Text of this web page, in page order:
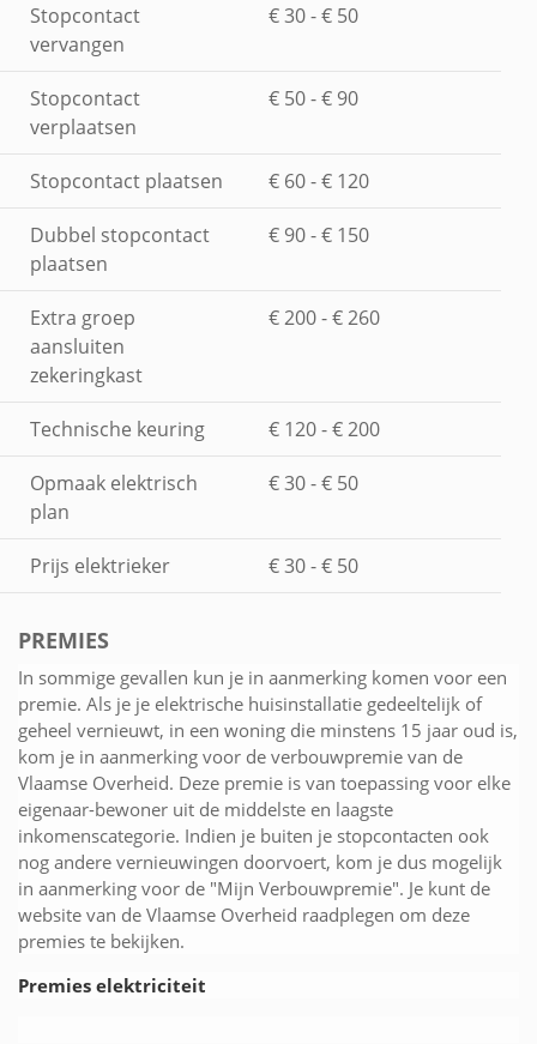
Stopcontact
vervangen
€ 30 - € 50
Stopcontact
verplaatsen
€ 50 - € 90
Stopcontact plaatsen € 60 - € 120
Dubbel stopcontact
plaatsen
€ 90 - € 150
Extra groep
aansluiten
zekeringkast
€ 200 - € 260
Technische keuring € 120 - € 200
Opmaak elektrisch
plan
€ 30 - € 50
Prijs elektrieker € 30 - € 50
PREMIES
In sommige gevallen kun je in aanmerking komen voor een
premie. Als je je elektrische huisinstallatie gedeeltelijk of
geheel vernieuwt, in een woning die minstens 15 jaar oud is,
kom je in aanmerking voor de verbouwpremie van de
Vlaamse Overheid. Deze premie is van toepassing voor elke
eigenaar-bewoner uit de middelste en laagste
inkomenscategorie. Indien je buiten je stopcontacten ook
nog andere vernieuwingen doorvoert, kom je dus mogelijk
in aanmerking voor de "Mijn Verbouwpremie". Je kunt de
website van de Vlaamse Overheid raadplegen om deze
premies te bekijken.
Premies elektriciteit